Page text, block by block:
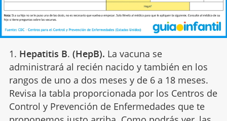
1. Hepatitis B. (HepB). La vacuna se
administrará al recién nacido y también en los
rangos de uno a dos meses y de 6 a 18 meses.
Revisa la tabla proporcionada por los Centros de
Control y Prevención de Enfermedades que te